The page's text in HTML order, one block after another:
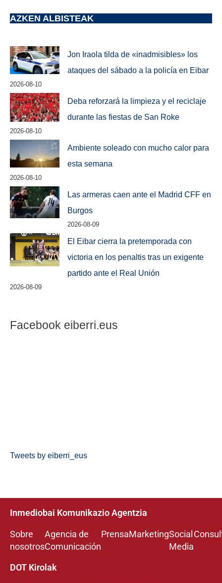
AZKEN ALBISTEAK
Jon Iraola tilda de «inadmisibles» los
ataques del sábado a la policía en Eibar
2026-08-10
Deba reforzará la limpieza y el reciclaje
durante las fiestas de San Roke
2026-08-10
Ambiente soleado con mucho calor para
esta semana
2026-08-10
Las armeras caen ante el Madrid CFF en
Burgos
2026-08-09
El Eibar cierra la pretemporada con
victoria en los penaltis tras un exigente
partido ante el Real Unión
2026-08-09
Facebook eiberri.eus
Tweets by eiberri_eus
Inmediobai Komunikazio Agentzia
Sobre
nosotros
Agencia de
Comunicación
PrensaMarketingSocial
Media
DOT Kirolak